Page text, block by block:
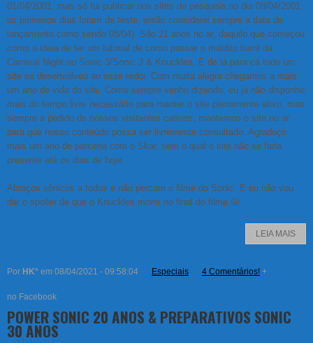
01/04/2001, mas só fui publicar nos sites de pesquisa no dia 08/04/2001,
os primeiros dias foram de teste, então considerei sempre a data de
lançamento como sendo 08/04). São 21 anos no ar, daquilo que começou
como a ideia de ter um tutorial de como passar o maldito barril da
Carnival Night no Sonic 3/Sonic 3 & Knuckles. E de lá para cá todo um
site se desenvolveu ao esse redor. Com muita alegra chegamos a mais
um ano de vida do site. Como sempre venho dizendo, eu já não disponho
mais do tempo livre necessário para manter o site plenamente ativo, mas
sempre a pedido de nossos visitantes cativos, mantemos o site no ar
para que nosso conteúdo possa ser livremente consultado. Agradeço
mais um ano de parceria com o Skar, sem o qual o site não se faria
presente até os dias de hoje.
Abraços sônicos a todos e não percam o filme do Sonic. E eu não vou
dar o spoiler de que o Knuckles morre no final do filme 😛
LEIA MAIS
Por HK° em 08/04/2021 - 09:58:04 Especiais 4 Comentários! +
no Facebook
POWER SONIC 20 ANOS & PREPARATIVOS SONIC
30 ANOS